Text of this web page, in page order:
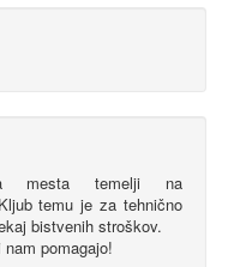
mesta temelji na
temu je za tehnično
bistvenih stroškov.
pomagajo!